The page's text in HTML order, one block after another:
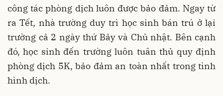
công tác phòng dịch luôn được bảo đảm. Ngay từ
ra Tết, nhà trường duy trì học sinh bán trú ở lại
trường cả 2 ngày thứ Bảy và Chủ nhật. Bên cạnh
đó, học sinh đến trường luôn tuân thủ quy định
phòng dịch 5K, bảo đảm an toàn nhất trong tình
hình dịch.